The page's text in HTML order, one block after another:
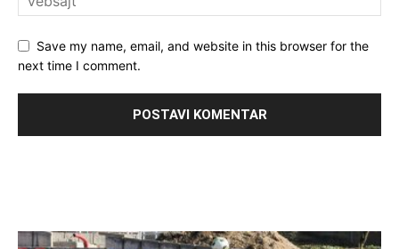
Save my name, email, and website in this browser for the
next time I comment.